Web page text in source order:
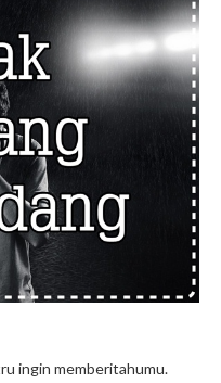
ingin memberitahumu.